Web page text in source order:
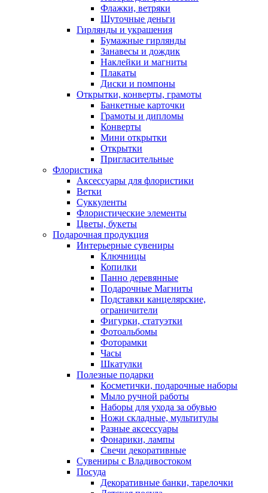
Флажки, ветряки
Шуточные деньги
Гирлянды и украшения
Бумажные гирлянды
Занавесы и дождик
Наклейки и магниты
Плакаты
Диски и помпоны
Открытки, конверты, грамоты
Банкетные карточки
Грамоты и дипломы
Конверты
Мини открытки
Открытки
Пригласительные
Флористика
Аксессуары для флористики
Ветки
Суккуленты
Флористические элементы
Цветы, букеты
Подарочная продукция
Интерьерные сувениры
Ключницы
Копилки
Панно деревянные
Подарочные Магниты
Подставки канцелярские,
ограничители
Фигурки, статуэтки
Фотоальбомы
Фоторамки
Часы
Шкатулки
Полезные подарки
Косметички, подарочные наборы
Мыло ручной работы
Наборы для ухода за обувью
Ножи складные, мультитулы
Разные аксессуары
Фонарики, лампы
Свечи декоративные
Сувениры с Владивостоком
Посуда
Декоративные банки, тарелочки